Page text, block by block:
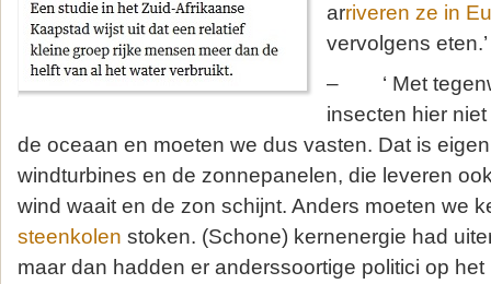
arriveren ze in
vervolgens eten.’
– ‘ Met
insecten hier
de oceaan en moeten we dus vasten. Dat is
windturbines en de zonnepanelen, die leveren
wind waait en de zon schijnt. Anders moeten we
steenkolen stoken. (Schone) kernenergie had
maar dan hadden er anderssoortige politici op